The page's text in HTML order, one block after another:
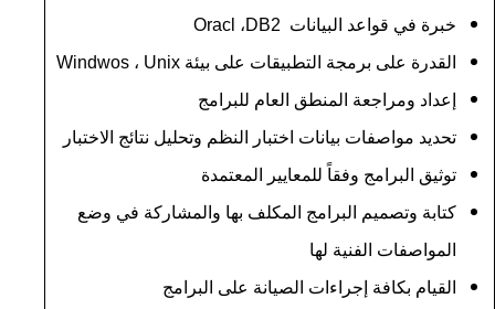
خبرة في قواعد البيانات DB2، Oracl
القدرة على برمجة التطبيقات على بيئة Unix ، Windwos
إعداد ومراجعة المنطق العام للبرامج
تحديد مواصفات بيانات اختبار النظم وتحليل نتائج الاختبار
توثيق البرامج وفقاً للمعايير المعتمدة
كتابة وتصميم البرامج المكلف بها والمشاركة في وضع
المواصفات الفنية لها
القيام بكافة إجراءات الصيانة على البرامج